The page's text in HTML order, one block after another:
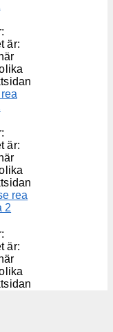
är:
är:
är: